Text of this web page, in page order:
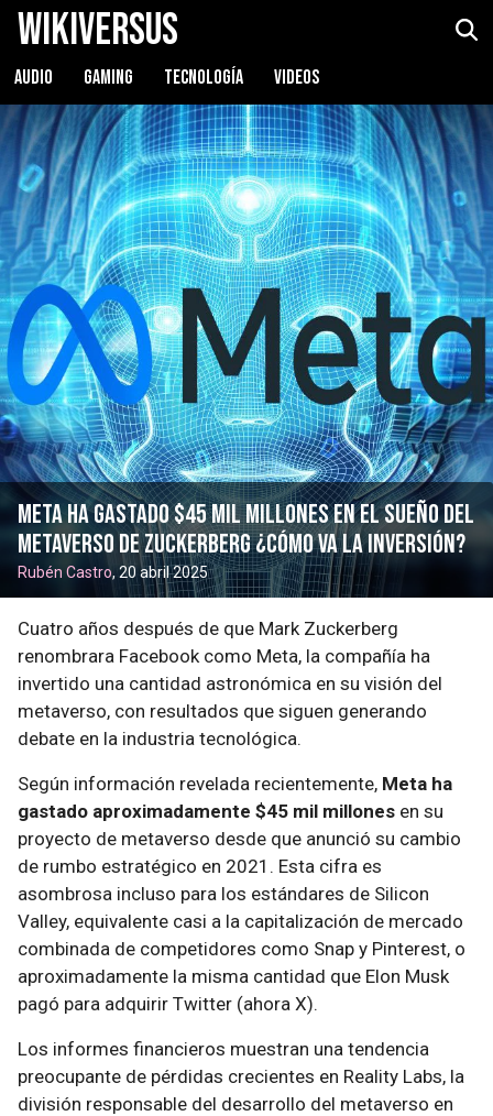
WikiVersus
AUDIO GAMING TECNOLOGÍA VIDEOS
Meta Ha Gastado $45 Mil Millones en el Sueño del
Metaverso de Zuckerberg ¿Cómo va la inversión?
Rubén Castro, 20 abril 2025
Cuatro años después de que Mark Zuckerberg
renombrara Facebook como Meta, la compañía ha
invertido una cantidad astronómica en su visión del
metaverso, con resultados que siguen generando
debate en la industria tecnológica.
Según información revelada recientemente, Meta ha
gastado aproximadamente $45 mil millones en su
proyecto de metaverso desde que anunció su cambio
de rumbo estratégico en 2021. Esta cifra es
asombrosa incluso para los estándares de Silicon
Valley, equivalente casi a la capitalización de mercado
combinada de competidores como Snap y Pinterest, o
aproximadamente la misma cantidad que Elon Musk
pagó para adquirir Twitter (ahora X).
Los informes financieros muestran una tendencia
preocupante de pérdidas crecientes en Reality Labs, la
división responsable del desarrollo del metaverso en